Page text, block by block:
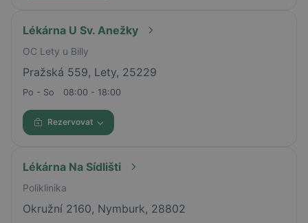
Lékárna U Sv. Anežky
OC Lety u Billy
Pražská 559, Lety, 25229
Po - So 08:00 - 18:00
Rezervovat
Lékárna Na Sídlišti
Poliklinika
Okružní 2160, Nymburk, 28802